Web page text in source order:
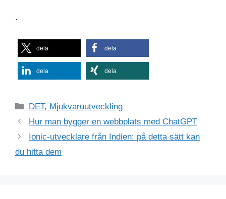
.
dela dela
dela dela
Kategorier
DET, Mjukvaruutveckling
Hur man bygger en webbplats med ChatGPT
Ionic-utvecklare från Indien: på detta sätt kan
du hitta dem